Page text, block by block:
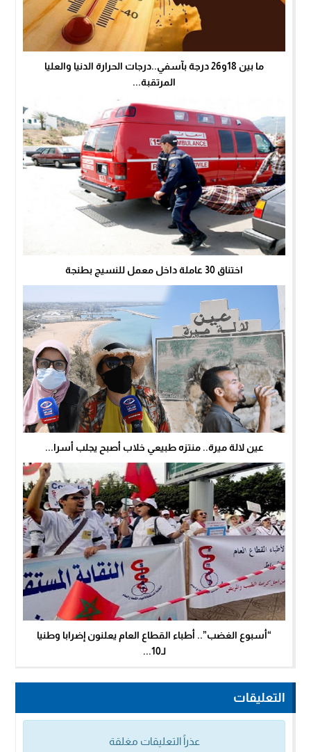
ما بين 18و26 درجة بآسفي..درجات الحرارة الدنيا والعليا
المرتقبة...
اختناق 30 عاملة داخل معمل للنسيج بطنجة
عين لالة ميرة.. منتزه طبيعي خلاب أصبح يجلب أسرا...
“أسبوع الغضب”.. أطباء القطاع العام يعلنون إضرابا وطنيا
لـ10...
التعليقات
عذراً التعليقات مغلقة